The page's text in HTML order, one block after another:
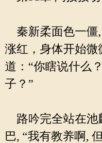
秦新柔面色一僵
涨红，身体开始微
道：“你瞎说什么
子？”
路吟完全站在池
巴, “我有教养啊,